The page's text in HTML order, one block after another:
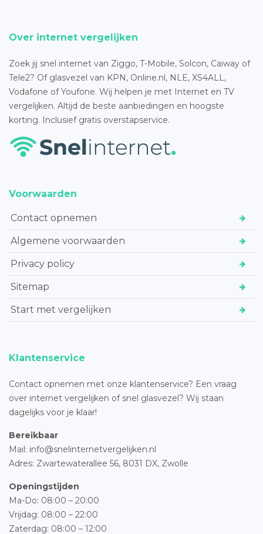
Over internet vergelijken
Zoek jij snel internet van Ziggo, T-Mobile, Solcon, Caiway of
Tele2? Of glasvezel van KPN, Online.nl, NLE, XS4ALL,
Vodafone of Youfone. Wij helpen je met Internet en TV
vergelijken. Altijd de beste aanbiedingen en hoogste
korting. Inclusief gratis overstapservice.
Voorwaarden
Contact opnemen
Algemene voorwaarden
Privacy policy
Sitemap
Start met vergelijken
Klantenservice
Contact opnemen met onze klantenservice? Een vraag
over internet vergelijken of snel glasvezel? Wij staan
dagelijks voor je klaar!
Bereikbaar
Mail: info@snelinternetvergelijken.nl
Adres: Zwartewaterallee 56, 8031 DX, Zwolle
Openingstijden
Ma-Do: 08:00 – 20:00
Vrijdag: 08:00 – 22:00
Zaterdag: 08:00 – 12:00